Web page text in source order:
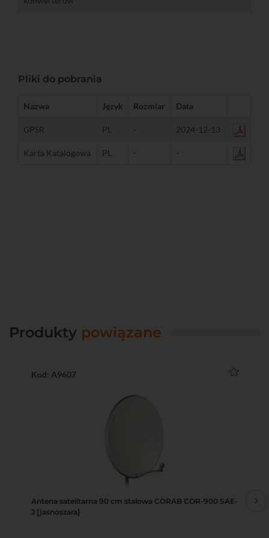
Pliki do pobrania
Nazwa Język Rozmiar Data
GPSR PL - 2024-12-13
Karta Katalogowa PL - -
Produkty powiązane
Kod: A9607
Antena satelitarna 90 cm stalowa CORAB COR-900 SAE-
J [jasnoszara]